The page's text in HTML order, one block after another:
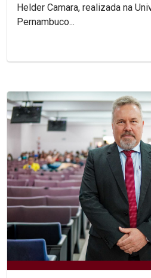
Helder Camara, realizada na
Pernambuco...